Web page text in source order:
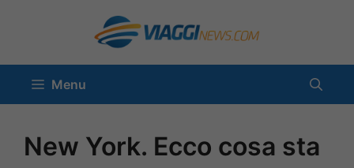
contenuto
Menu
New York. Ecco cosa sta